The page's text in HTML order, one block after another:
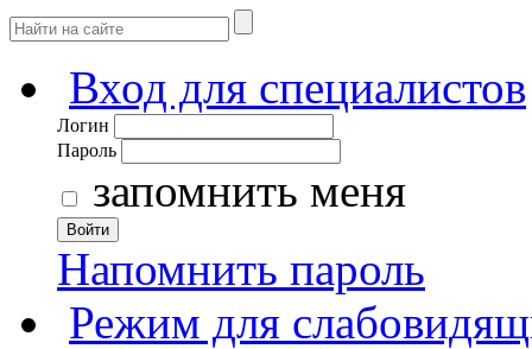
Вход для специалистов
Логин
Пароль
запомнить меня
Войти
Напомнить пароль
Режим для